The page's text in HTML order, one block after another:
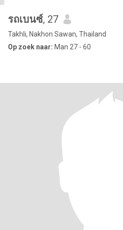
รถเบนซ์, 27
Takhli, Nakhon Sawan, Thailand
Op zoek naar: Man 27 - 60